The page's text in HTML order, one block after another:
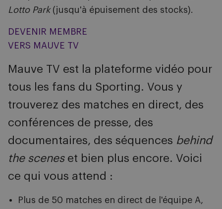
Lotto Park(jusqu'à épuisement des stocks).
DEVENIR MEMBRE
VERS MAUVE TV
Mauve TV est la plateforme vidéo pour
tous les fans du Sporting. Vous y
trouverez des matches en direct, des
conférences de presse, des
documentaires, des séquences behind
the sceneset bien plus encore. Voici
ce qui vous attend :
Plus de 50 matches en direct de l'équipe A,